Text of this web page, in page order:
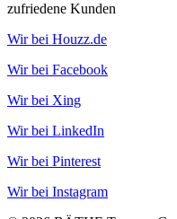
zufriedene Kunden
Wir bei Houzz.de
Wir bei Facebook
Wir bei Xing
Wir bei LinkedIn
Wir bei Pinterest
Wir bei Instagram